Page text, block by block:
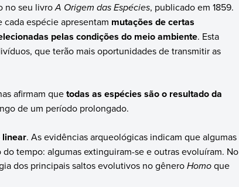
no seu livroA Origem das Espécies, publicado em 1859.
espécie apresentam mutações de certas
pelas condições do meio ambiente. Esta
que terão mais oportunidades de transmitir as
afirmam quetodas as espécies são o resultado da
de um período prolongado.
linear. As evidências arqueológicas indicam que algumas
tempo: algumas extinguiram-se e outras evoluíram. No
dos principais saltos evolutivos no gêneroHomoque